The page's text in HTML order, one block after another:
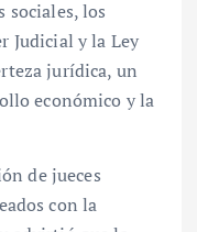
sociales, los
Judicial y la Ley
jurídica, un
económico y la
de jueces
con la